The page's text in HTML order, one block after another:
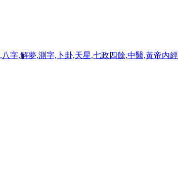
字,解夢,測字,卜卦,天星,七政四餘,中醫,黃帝內經